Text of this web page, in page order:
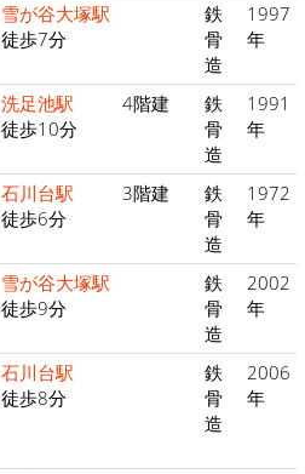
雪が谷大塚駅
徒歩7分
鉄
骨
造
1997
年
洗足池駅
徒歩10分
4階建
鉄
骨
造
1991
年
石川台駅
徒歩6分
3階建
鉄
骨
造
1972
年
雪が谷大塚駅
徒歩9分
鉄
骨
造
2002
年
石川台駅
徒歩8分
鉄
骨
造
2006
年